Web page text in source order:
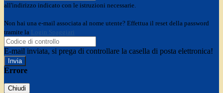
all'indirizzo indicato con le istruzioni necessarie.
Non hai una e-mail associata al nome utente? Effettua il reset della password
tramite la Login Spaggiari
E-mail inviata, si prega di controllare la casella di posta elettronica!
Errore
Chiudi